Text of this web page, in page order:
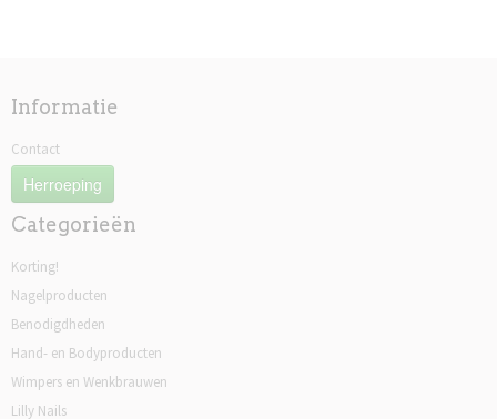
Informatie
Contact
Herroeping
Categorieën
Korting!
Nagelproducten
Benodigdheden
Hand- en Bodyproducten
Wimpers en Wenkbrauwen
Lilly Nails